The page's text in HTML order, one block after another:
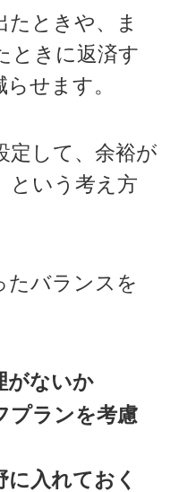
たときや、ま
ときに返済す
せます。
定して、余裕が
という考え方
バランスを
がないか
プランを考慮
入れておく